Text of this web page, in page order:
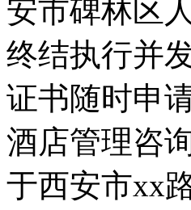
安市碑林区
终结执行并
证书随时申
酒店管理咨
于西安市xx